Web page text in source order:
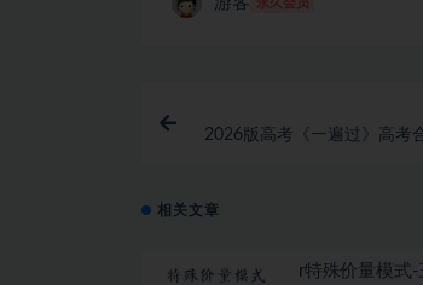
永久会员
2026版高考《一遍过》高考
相关文章
r特殊价量模式